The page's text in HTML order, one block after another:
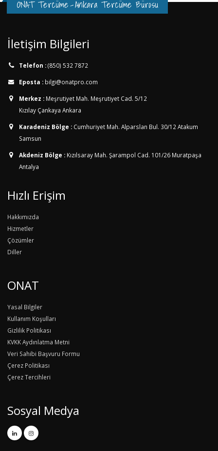
ONAT Tercüme-Ankara Tercüme Bürosu
İletişim Bilgileri
Telefon :(850) 532 7872
Eposta : bilgi@onatpro.com
Merkez : Meşrutiyet Mah. Meşrutiyet Cad. 5/12
Kızılay Çankaya Ankara
Karadeniz Bölge : Cumhuriyet Mah. Alparslan Bul. 30/12 Atakum
Samsun
Akdeniz Bölge : Kızılsaray Mah. Şarampol Cad. 101/26 Muratpaşa
Antalya
Hızlı Erişim
Hakkımızda
Hizmetler
Çözümler
Diller
ONAT
Yasal Bilgiler
Kullanım Koşulları
Gizlilik Politikası
KVKK Aydınlatma Metni
Veri Sahibi Başvuru Formu
Çerez Politikası
Çerez Tercihleri
Sosyal Medya